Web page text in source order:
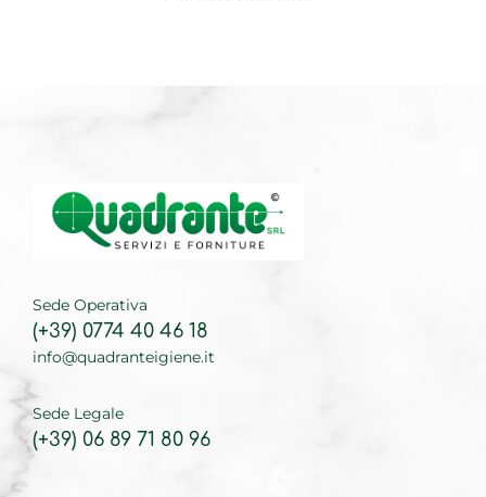
Sede Operativa
(+39) 0774 40 46 18
info@quadranteigiene.it
Sede Legale
(+39) 06 89 71 80 96